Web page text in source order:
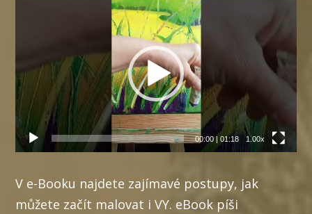
00:00| 01:18 1.00x
V e-Booku najdete zajímavé postupy, jak
můžete začít malovat i VY. eBook píši